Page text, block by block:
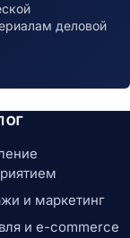
деловой
и маркетинг
и e-commerce